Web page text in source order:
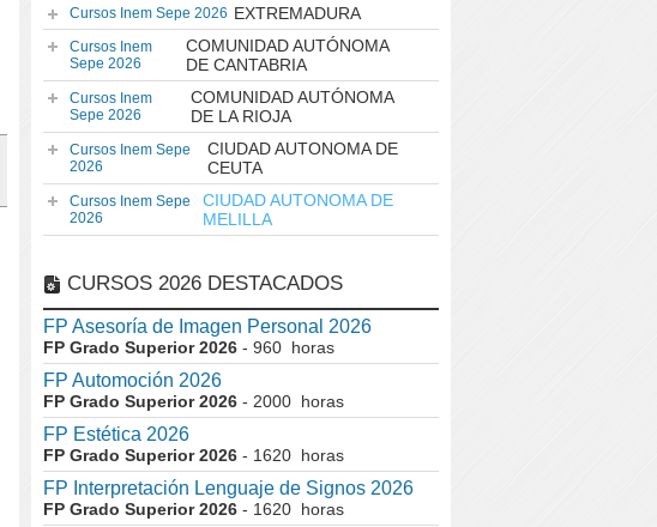
Cursos Inem Sepe 2026 EXTREMADURA
Cursos Inem
Sepe 2026
COMUNIDAD AUTÓNOMA
DE CANTABRIA
Cursos Inem
Sepe 2026
COMUNIDAD AUTÓNOMA
DE LA RIOJA
Cursos Inem Sepe
2026
CIUDAD AUTONOMA DE
CEUTA
Cursos Inem Sepe
2026
CIUDAD AUTONOMA DE
MELILLA
CURSOS 2026 DESTACADOS
FP Asesoría de Imagen Personal 2026
FP Grado Superior 2026 - 960 horas
FP Automoción 2026
FP Grado Superior 2026 - 2000 horas
FP Estética 2026
FP Grado Superior 2026 - 1620 horas
FP Interpretación Lenguaje de Signos 2026
FP Grado Superior 2026 - 1620 horas